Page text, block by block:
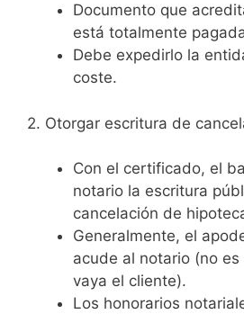
Documento que
está totalmente
Debe expedirlo la
coste.
2. Otorgar escritura de
Con el certificado, el
notario la escritura
cancelación de
Generalmente, el
acude al notario (no es
vaya el cliente).
Los honorarios